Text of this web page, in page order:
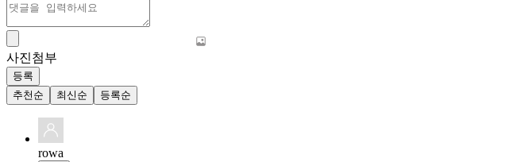
사진첨부
등록
추천순
최신순 등록순
rowa